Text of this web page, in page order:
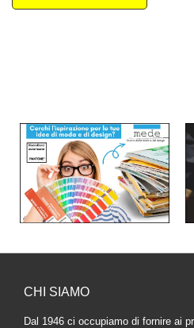
CHI SIAMO
Dal 1946 ci occupiamo di fornire ai